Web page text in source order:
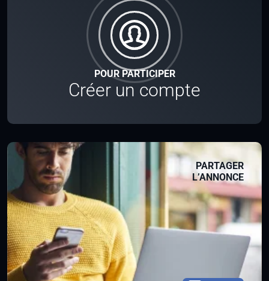
POUR PARTICIPER
Créer un compte
PARTAGER
L’ANNONCE